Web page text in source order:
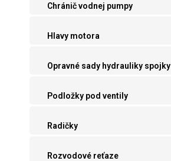
Chránič vodnej pumpy
Hlavy motora
Opravné sady hydrauliky spojky
Podložky pod ventily
Radičky
Rozvodové reťaze